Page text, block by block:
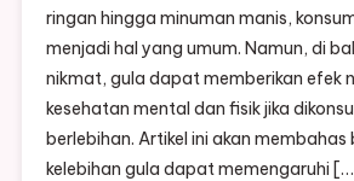
ringan hingga minuman manis,
menjadi hal yang umum. Namun, di
nikmat, gula dapat memberikan efek
kesehatan mental dan fisik jika
berlebihan. Artikel ini akan
kelebihan gula dapat memengaruhi